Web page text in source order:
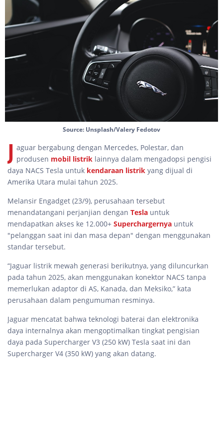
Source: Unsplash/Valery Fedotov
J aguar bergabung dengan Mercedes, Polestar, dan
produsen mobil listrik lainnya dalam mengadopsi pengisi
daya NACS Tesla untuk kendaraan listrik yang dijual di
Amerika Utara mulai tahun 2025.
Melansir Engadget (23/9), perusahaan tersebut
menandatangani perjanjian dengan Tesla untuk
mendapatkan akses ke 12.000+ Superchargernya untuk
"pelanggan saat ini dan masa depan" dengan menggunakan
standar tersebut.
“Jaguar listrik mewah generasi berikutnya, yang diluncurkan
pada tahun 2025, akan menggunakan konektor NACS tanpa
memerlukan adaptor di AS, Kanada, dan Meksiko,” kata
perusahaan dalam pengumuman resminya.
Jaguar mencatat bahwa teknologi baterai dan elektronika
daya internalnya akan mengoptimalkan tingkat pengisian
daya pada Supercharger V3 (250 kW) Tesla saat ini dan
Supercharger V4 (350 kW) yang akan datang.